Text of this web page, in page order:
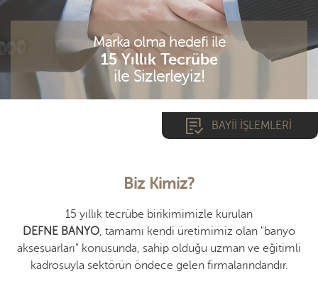
Marka olma hedefi ile
15 Yıllık Tecrübe
ile Sizlerleyiz!
BAYİİ İŞLEMLERİ
GİRİŞ YAP
Biz Kimiz?
15 yıllık tecrübe birikimimizle kurulan
DEFNE BANYO , tamamı kendi üretimimiz olan "banyo
aksesuarları" konusunda, sahip olduğu uzman ve eğitimli
kadrosuyla sektörün öndece gelen firmalarındandır.